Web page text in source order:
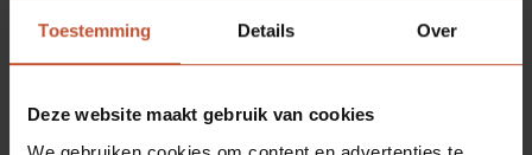
Toestemming Details Over
Deze website maakt gebruik van cookies